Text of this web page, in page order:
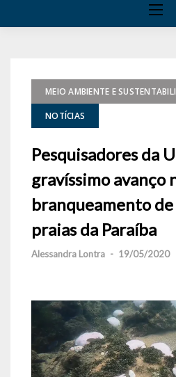
MEIO AMBIENTE E
NOTÍCIAS
Pesquisadores da
gravíssimo avanço
branqueamento
praias da Paraíba
Alessandra Lontra - 19/05/2020